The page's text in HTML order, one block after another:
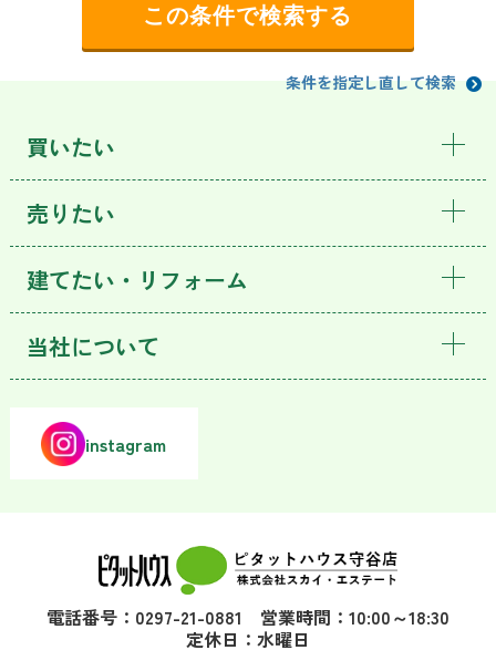
条件を指定し直して検索
買いたい
売りたい
建てたい・リフォーム
当社について
instagram
電話番号：0297-21-0881 営業時間：10:00～18:30
定休日：水曜日